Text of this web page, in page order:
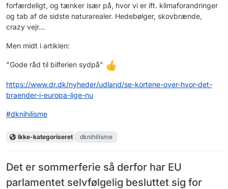
forfærdeligt, og tænker især på, hvor vi er ift. klimaforandringer
og tab af de sidste naturarealer. Hedebølger, skovbrænde,
crazy vejr...
Men midt i artiklen:
"Gode råd til bilferien sydpå"
https://www.dr.dk/nyheder/udland/se-kortene-over-hvor-det-
braender-i-europa-lige-nu
#dknihilisme
Ikke-kategoriseret dknihilisme
Det er sommerferie så derfor har EU
parlamentet selvfølgelig besluttet sig for